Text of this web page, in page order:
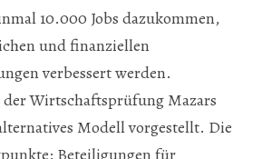
10.000 Jobs dazukommen,
und finanziellen
verbessert werden.
Wirtschaftsprüfung Mazars
Modell vorgestellt. Die
Beteiligungen für